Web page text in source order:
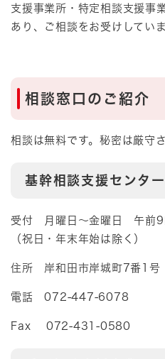
支援事業所・特定相談支援事
あり、ご相談をお受けして
相談窓口のご紹介
相談は無料です。秘密は厳守さ
基幹相談支援センター
受付 月曜日～金曜日 午前9
（祝日・年末年始は除く）
住所 岸和田市岸城町7番1号
電話 072-447-6078
Fax 072-431-0580